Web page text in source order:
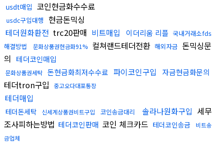
usdt매입 코인현금화수수료
usdc구입대행
현금돈믹싱
테더원화환전 trc20판매 비트매입 이더리움 리플 국내거래소fds
해결방법
문화상품권현금화91% 컬쳐랜드테더전환 해외자금 돈믹싱문
의
테더코인매입
문화상품권세탁 돈현금화최저수수료 파이코인구입 자금현금화문의
테더tron구입 중고오다대포통장
테더매입
테더돈세탁 신세계상품권비트구입 코인송금대리 솔라나원화구입 세무
조사피하는방법 테더코인판매 코인 체크카드 테더코인송금
비트송
금업체